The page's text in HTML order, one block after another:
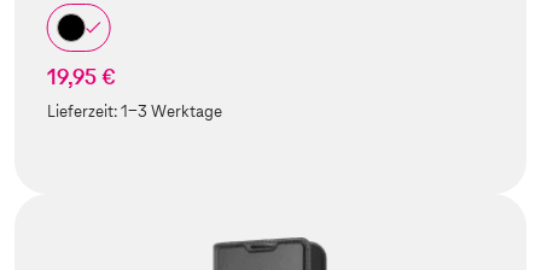
19,95 €
Lieferzeit:1-3 Werktage